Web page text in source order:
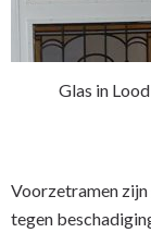
Glas in
Voorzetramen
tegen